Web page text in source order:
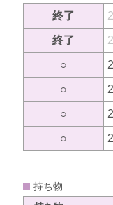
終了
終了
○
○
○
○
持ち物